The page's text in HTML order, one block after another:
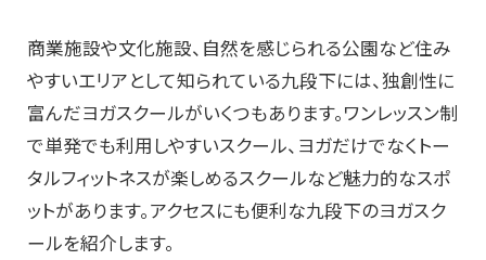
商業施設や文化施設、自然を感じられる公園など住み
やすいエリアとして知られている九段下には、独創性に
富んだヨガスクールがいくつもあります。ワンレッスン制
で単発でも利用しやすいスクール、ヨガだけでなくトー
タルフィットネスが楽しめるスクールなど魅力的なスポ
ットがあります。アクセスにも便利な九段下のヨガスク
ールを紹介します。